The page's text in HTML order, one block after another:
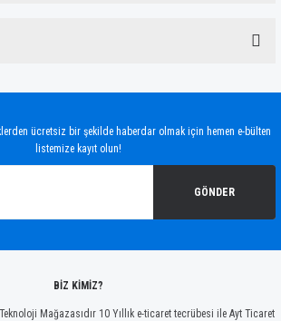
bilgiler bulunuyor.
ücretsiz bir şekilde haberdar olmak için hemen e-bülten
listemize kayıt olun!
GÖNDER
BİZ KİMİZ?
Mağazasıdır 10 Yıllık e-ticaret tecrübesi ile Ayt Ticaret